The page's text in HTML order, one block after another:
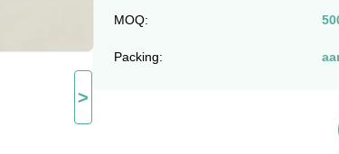
>
MOQ:
Packing: